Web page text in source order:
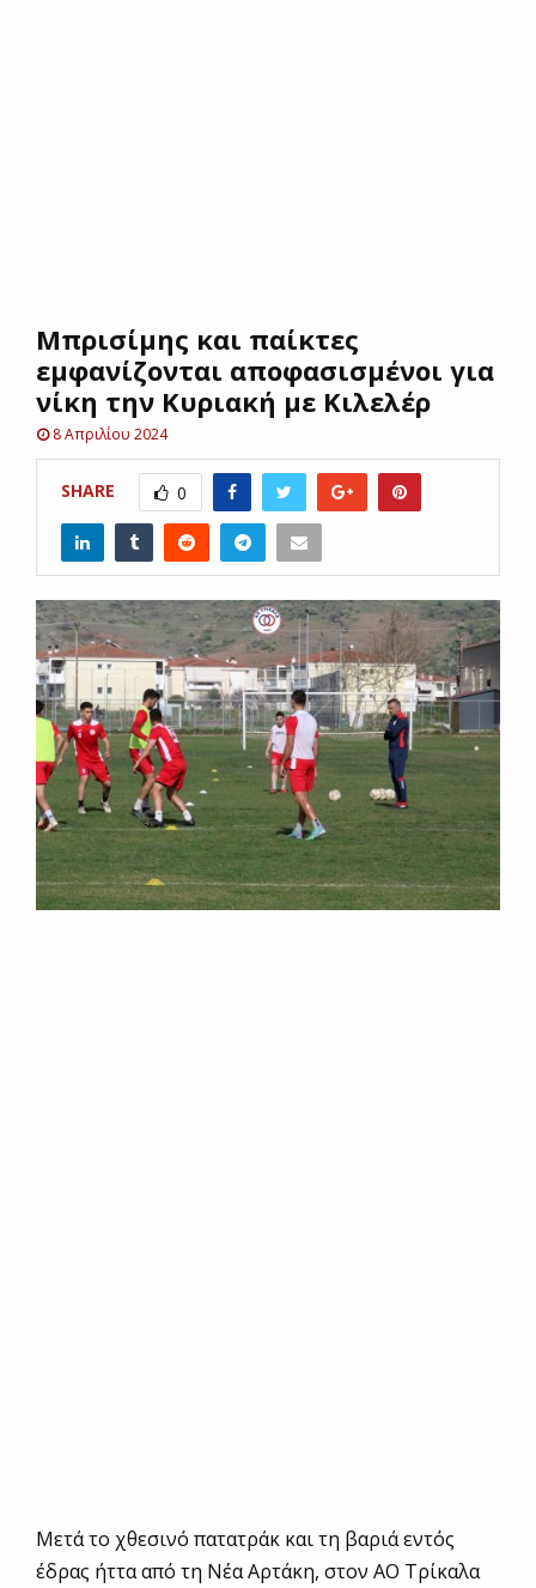
UΜπρισίμης και παίκτες
εμφανίζονται αποφασισμένοι για
νίκη την Κυριακή με Κιλελέρ
8 Απριλίου 2024
SHARE 0
Μετά το χθεσινό πατατράκ και τη βαριά εντός
έδρας ήττα από τη Νέα Αρτάκη, στον ΑΟ Τρίκαλα